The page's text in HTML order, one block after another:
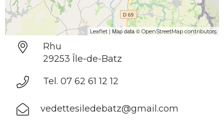
Leaflet | Map data © OpenStreetMap contributors
Rhu
29253 Île-de-Batz
Tel. 07 62 61 12 12
vedettesiledebatz@gmail.com